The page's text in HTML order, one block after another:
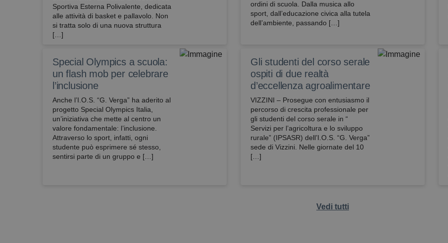
Sportiva Esterna Polivalente, dedicata
alle attività di basket e pallavolo. ​Non
si tratta solo di una nuova struttura
[…]
ordini di scuola. Dalla musica allo
sport, dall’educazione civica alla tutela
dell’ambiente, passando […]
Special Olympics a scuola:
un flash mob per celebrare
l’inclusione
Anche l’I.O.S. “G. Verga” ha aderito al
progetto Special Olympics Italia,
un’iniziativa che mette al centro un
valore fondamentale: l’inclusione.
Attraverso lo sport, infatti, ogni
studente può esprimere sé stesso,
sentirsi parte di un gruppo e […]
Gli studenti del corso serale
ospiti di due realtà
d’eccellenza agroalimentare
VIZZINI – Prosegue con entusiasmo il
percorso di crescita professionale per
gli studenti del corso serale in “
Servizi per l’agricoltura e lo sviluppo
rurale” (IPSASR) dell’I.O.S. “G. Verga”
sede di Vizzini. Nelle giornate del 10
[…]
Vedi tutti